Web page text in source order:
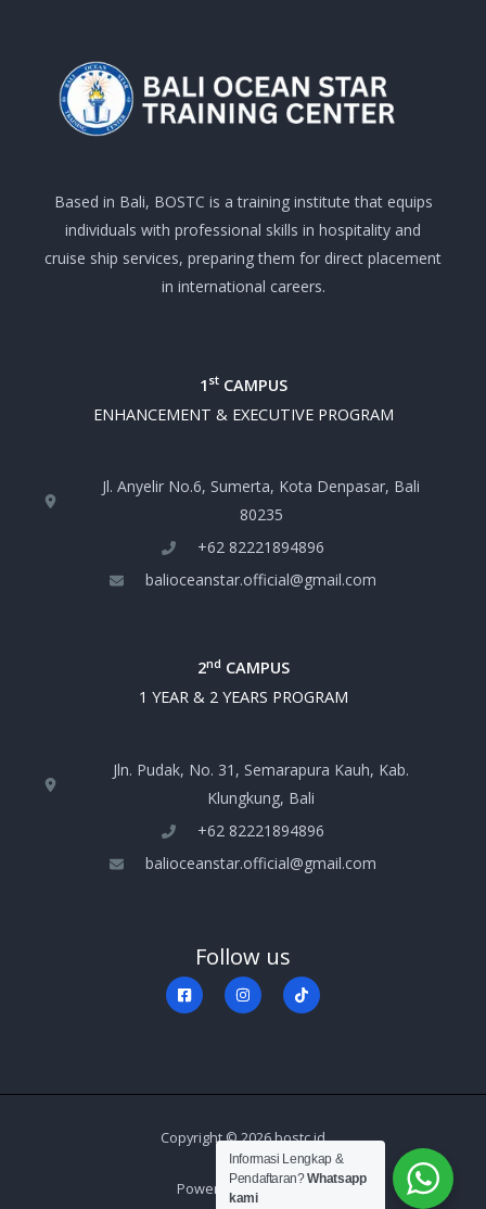
Based in Bali, BOSTC is a training institute that equips
individuals with professional skills in hospitality and
cruise ship services, preparing them for direct placement
in international careers.
1 stCAMPUS
ENHANCEMENT & EXECUTIVE PROGRAM
Jl. Anyelir No.6, Sumerta, Kota Denpasar, Bali
80235
+‪62 82221894896‬
balioceanstar.official@gmail.com
2nd CAMPUS
1 YEAR & 2 YEARS PROGRAM
Jln. Pudak, No. 31, Semarapura Kauh, Kab.
Klungkung, Bali
+‪62 82221894896‬
balioceanstar.official@gmail.com
Follow us
Copyright © 2026 bostc.id
Powered by bostc.id
Informasi Lengkap &
Pendaftaran?Whatsapp
kami